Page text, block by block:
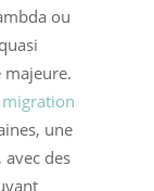
ou
majeure.
migration
une
des